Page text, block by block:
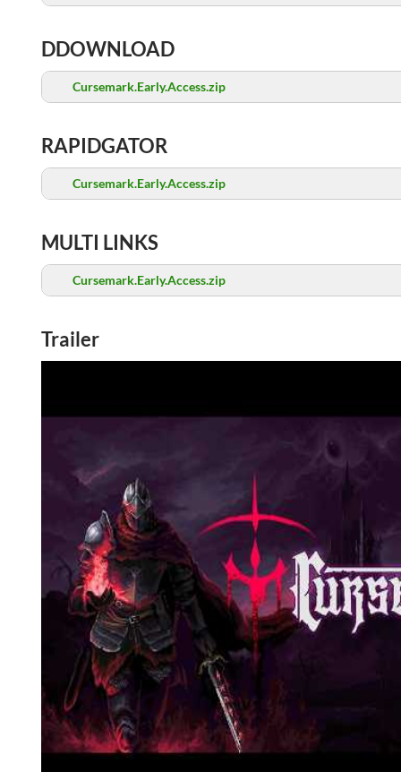
DDOWNLOAD
Cursemark.Early.Access.zip
RAPIDGATOR
Cursemark.Early.Access.zip
MULTI LINKS
Cursemark.Early.Access.zip
Trailer